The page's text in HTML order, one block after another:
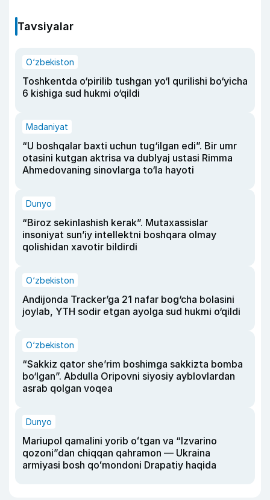
Tavsiyalar
O‘zbekiston
Toshkentda o‘pirilib tushgan yo‘l qurilishi bo‘yicha
6 kishiga sud hukmi o‘qildi
Madaniyat
“U boshqalar baxti uchun tug‘ilgan edi”. Bir umr
otasini kutgan aktrisa va dublyaj ustasi Rimma
Ahmedovaning sinovlarga to‘la hayoti
Dunyo
“Biroz sekinlashish kerak”. Mutaxassislar
insoniyat sun’iy intellektni boshqara olmay
qolishidan xavotir bildirdi
O‘zbekiston
Andijonda Tracker’ga 21 nafar bog‘cha bolasini
joylab, YTH sodir etgan ayolga sud hukmi o‘qildi
O‘zbekiston
“Sakkiz qator she’rim boshimga sakkizta bomba
bo‘lgan”. Abdulla Oripovni siyosiy ayblovlardan
asrab qolgan voqea
Dunyo
Mariupol qamalini yorib oʻtgan va “Izvarino
qozoni”dan chiqqan qahramon — Ukraina
armiyasi bosh qoʻmondoni Drapatiy haqida